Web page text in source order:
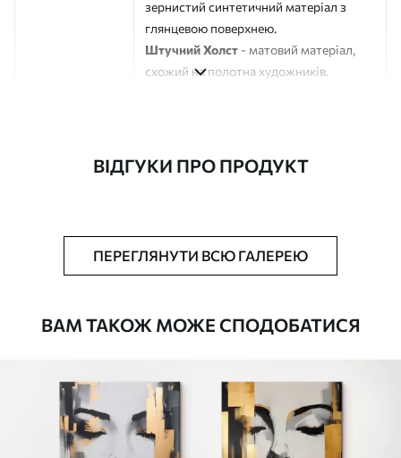
зернистий синтетичний матеріал з
глянцевою поверхнею.
Штучний Холст - матовий матеріал,
схожий на полотна художників.
Додатково Можна додати лакове покриття.
Яскраві, насичені кольори
Стійкість до вицвітання
Безпечне чорнило без запаху
ВІДГУКИ ПРО ПРОДУКТ
ПЕРЕГЛЯНУТИ ВСЮ ГАЛЕРЕЮ
ВАМ ТАКОЖ МОЖЕ СПОДОБАТИСЯ